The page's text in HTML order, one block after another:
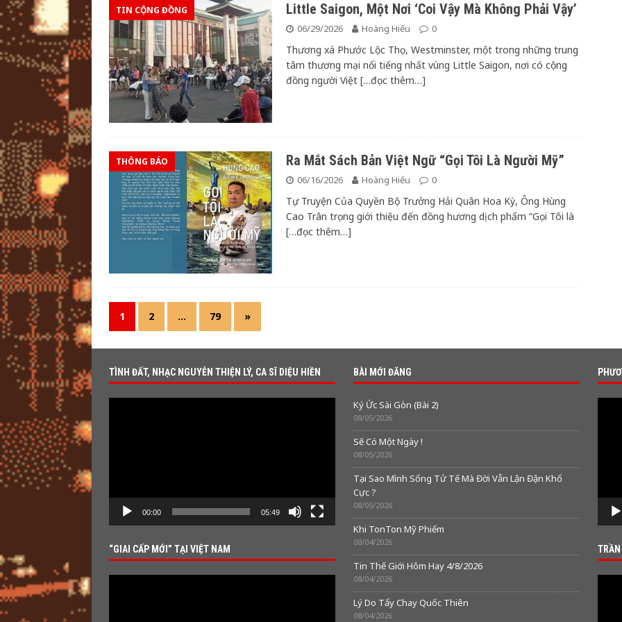
TIN CỘNG ĐỒNG Little Saigon, Một Nơi ‘Coi Vậy Mà Không Phải Vậy’
06/29/2026 Hoàng Hiếu 0
Thương xá Phước Lộc Thọ, Westminster, một trong những trung
tâm thương mại nổi tiếng nhất vùng Little Saigon, nơi có cộng
đồng người Việt […đọc thêm…]
THÔNG BÁO Ra Mắt Sách Bản Việt Ngữ “Gọi Tôi Là Người Mỹ”
06/16/2026 Hoàng Hiếu 0
Tự Truyện Của Quyền Bộ Trưởng Hải Quân Hoa Kỳ, Ông Hùng
Cao Trân trọng giới thiệu đến đồng hương dịch phẩm “Gọi Tôi là
[…đọc thêm…]
1 2 … 79 »
TÌNH ĐẤT, NHẠC NGUYỄN THIỆN LÝ, CA SĨ DIỆU HIỀN
00:00 05:49
“GIAI CẤP MỚI” TẠI VIỆT NAM
BÀI MỚI ĐĂNG
Ký Ức Sài Gòn (Bài 2)
08/05/2026
Sẽ Có Một Ngày !
08/05/2026
Tại Sao Mình Sống Tử Tế Mà Đời Vẫn Lận Đận Khổ
Cực ?
08/05/2026
Khi TonTon Mỹ Phiếm
08/04/2026
Tin Thế Giới Hôm Hay 4/8/2026
08/04/2026
Lý Do Tẩy Chay Quốc Thiên
08/04/2026